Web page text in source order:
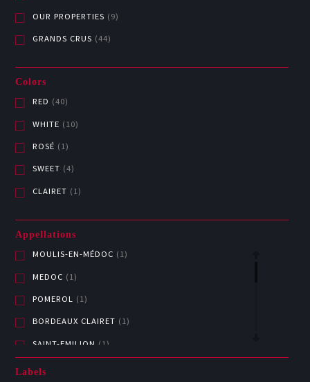
OUR PROPERTIES (9)
GRANDS CRUS (44)
Colors
RED (40)
WHITE (10)
ROSÉ (1)
SWEET (4)
CLAIRET (1)
Appellations
MOULIS-EN-MÉDOC (1)
MEDOC (1)
POMEROL (1)
BORDEAUX CLAIRET (1)
SAINT-EMILION (1)
PREMIERES COTES DE BORDEAUX
Labels